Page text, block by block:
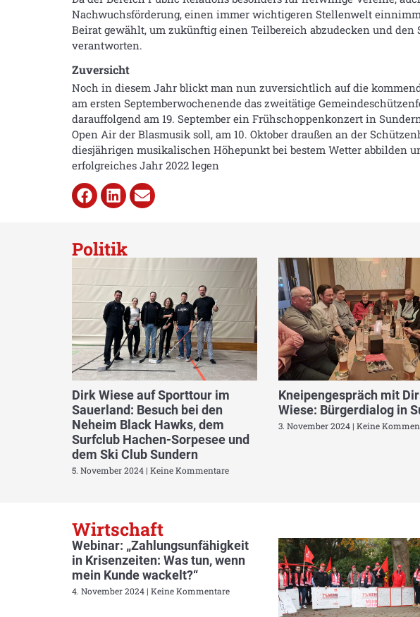
Nachwuchsförderung, einen immer wichtigeren Stellenwelt
Beirat gewählt, um zukünftig einen Teilbereich abzudecken und den
verantworten.
Zuversicht
Noch in diesem Jahr blickt man nun zuversichtlich auf die
am ersten Septemberwochenende das zweitätige
darauffolgend am 19. September ein Frühschoppenkonzert in
Open Air der Blasmusik soll, am 10. Oktober draußen an der
diesjährigen musikalischen Höhepunkt bei bestem Wetter abbilden
erfolgreiches Jahr 2022 legen
Politik
Dirk Wiese auf Sporttour im
Sauerland: Besuch bei den
Neheim Black Hawks, dem
Surfclub Hachen-Sorpesee und
dem Ski Club Sundern
5. November 2024 Keine Kommentare
Kneipengespräch mit
Wiese: Bürgerdialog in
3. November 2024 Keine
Wirtschaft
Webinar: „Zahlungsunfähigkeit
in Krisenzeiten: Was tun, wenn
mein Kunde wackelt?“
4. November 2024 Keine Kommentare